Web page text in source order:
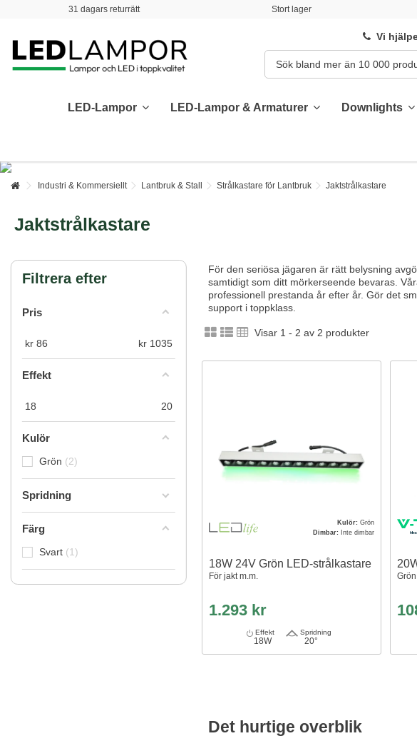
31 dagars returrätt Stort lager
Vi
LED-Lampor LED-Lampor & Armaturer Downlights
Industri & Kommersiellt Lantbruk & Stall Strålkastare för Lantbruk Jaktstrålkastare
Jaktstrålkastare
För den seriösa jägaren är rätt belysning
samtidigt som ditt mörkerseende bevaras.
professionell prestanda år efter år. Gör det
support i toppklass.
Visar 1 - 2 av 2 produkter
Kulör:Grön
Dimbar:Inte dimbar
18W 24V Grön LED-strålkastare
För jakt m.m.
1.293 kr
Effekt
18W
Spridning
20°
Det hurtige overblik
Filtrera efter
Pris
kr 86 kr 1035
Effekt
18 20
Kulör
Grön 2
Spridning
Färg
Svart 1